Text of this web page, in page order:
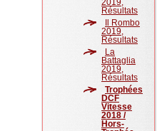
2019,
Résultats
Il Rombo
2019,
Résultats
La
Battaglia
2019,
Résultats
Trophées
DCF
Vitesse
2018 /
Hors-